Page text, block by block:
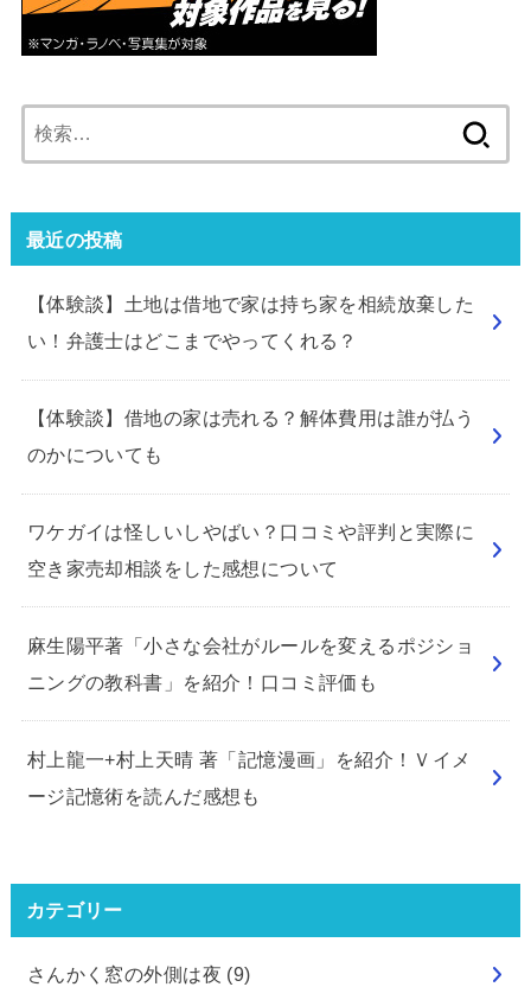
索:
最近の投稿
【体験談】土地は借地で家は持ち家を相続放棄した
い！弁護士はどこまでやってくれる？
【体験談】借地の家は売れる？解体費用は誰が払う
のかについても
ワケガイは怪しいしやばい？口コミや評判と実際に
空き家売却相談をした感想について
麻生陽平著「小さな会社がルールを変えるポジショ
ニングの教科書」を紹介！口コミ評価も
村上龍一+村上天晴 著「記憶漫画」を紹介！Ｖイメ
ージ記憶術を読んだ感想も
カテゴリー
さんかく窓の外側は夜 (9)